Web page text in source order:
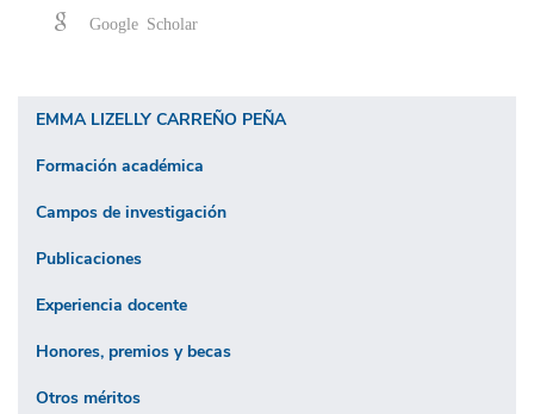
Google Scholar
EMMA LIZELLY CARREÑO PEÑA
Formación académica
Campos de investigación
Publicaciones
Experiencia docente
Honores, premios y becas
Otros méritos